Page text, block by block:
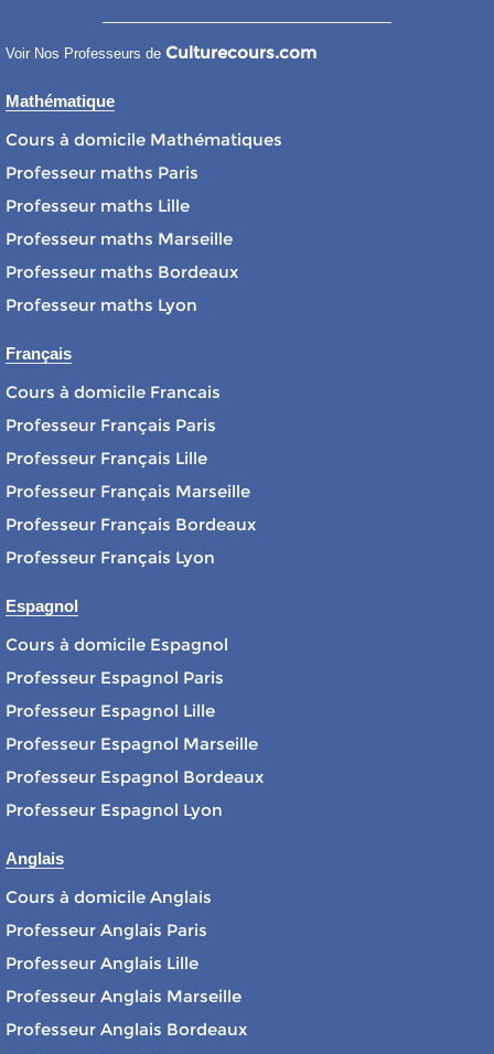
Voir Nos Professeurs de Culturecours.com
Mathématique
Cours à domicile Mathématiques
Professeur maths Paris
Professeur maths Lille
Professeur maths Marseille
Professeur maths Bordeaux
Professeur maths Lyon
Français
Cours à domicile Francais
Professeur Français Paris
Professeur Français Lille
Professeur Français Marseille
Professeur Français Bordeaux
Professeur Français Lyon
Espagnol
Cours à domicile Espagnol
Professeur Espagnol Paris
Professeur Espagnol Lille
Professeur Espagnol Marseille
Professeur Espagnol Bordeaux
Professeur Espagnol Lyon
Anglais
Cours à domicile Anglais
Professeur Anglais Paris
Professeur Anglais Lille
Professeur Anglais Marseille
Professeur Anglais Bordeaux